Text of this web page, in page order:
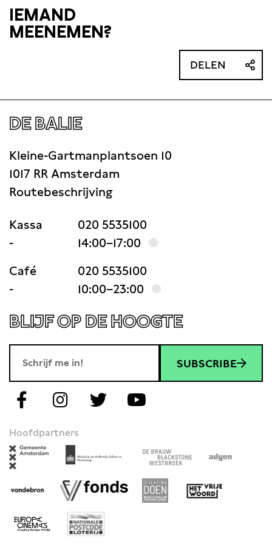
evenementenruimte van Adyen aan het Rokin
IEMAND
MEENEMEN?
DELEN
DE BALIE
Kleine-Gartmanplantsoen 10
1017 RR Amsterdam
Routebeschrijving
Kassa
020 5535100
-
14:00–17:00
Café
020 5535100
-
10:00–23:00
BLIJF OP DE HOOGTE
SUBSCRIBE
Hoofdpartners